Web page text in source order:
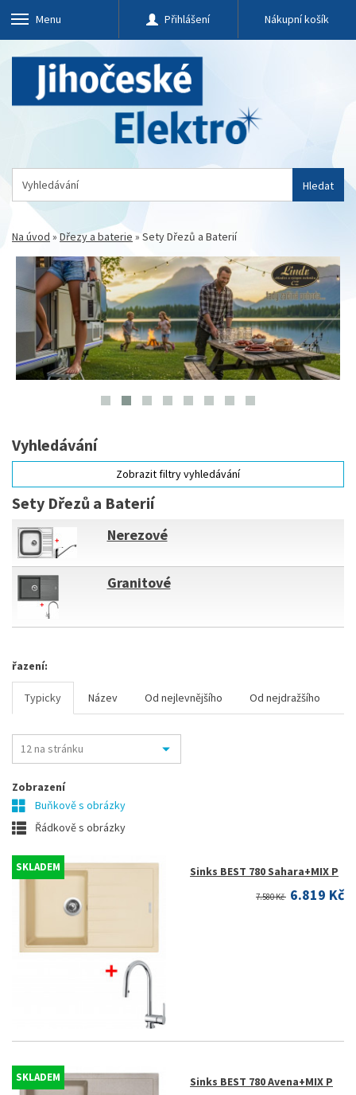
Menu Přihlášení Nákupní košík
Hledat
Na úvod »Dřezy a baterie » Sety Dřezů a Baterií
Vyhledávání
Zobrazit filtry vyhledávání
Sety Dřezů a Baterií
Nerezové
Granitové
řazení:
Typicky Název Od nejlevnějšího Od nejdražšího
Zobrazení
Buňkově s obrázky
Řádkově s obrázky
SKLADEM Sinks BEST 780 Sahara+MIX P
7.580 Kč 6.819 Kč
SKLADEM Sinks BEST 780 Avena+MIX P